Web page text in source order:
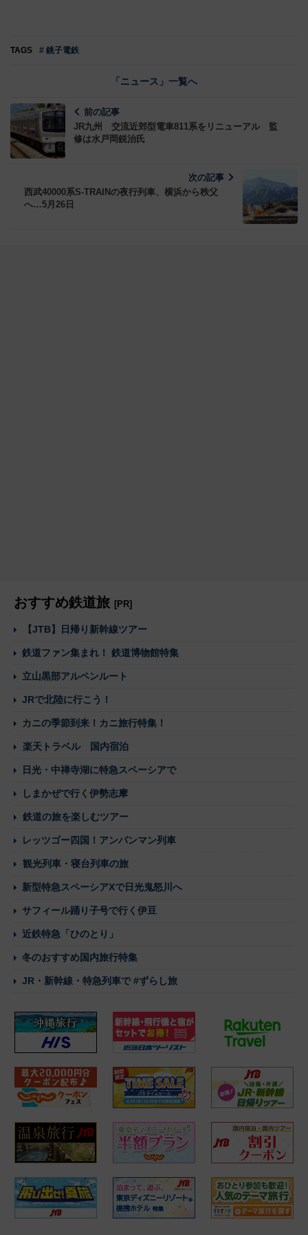
TAGS # 銚子電鉄
「ニュース」一覧へ
前の記事
JR九州 交流近郊型電車811系をリニューアル 監
修は水戸岡鋭治氏
次の記事
西武40000系S-TRAINの夜行列車、横浜から秩父
へ…5月26日
おすすめ鉄道旅 [PR]
【JTB】日帰り新幹線ツアー
鉄道ファン集まれ！ 鉄道博物館特集
立山黒部アルペンルート
JRで北陸に行こう！
カニの季節到来！カニ旅行特集！
楽天トラベル 国内宿泊
日光・中禅寺湖に特急スペーシアで
しまかぜで行く伊勢志摩
鉄道の旅を楽しむツアー
レッツゴー四国！アンパンマン列車
観光列車・寝台列車の旅
新型特急スペーシアXで日光鬼怒川へ
サフィール踊り子号で行く伊豆
近鉄特急「ひのとり」
冬のおすすめ国内旅行特集
JR・新幹線・特急列車で #ずらし旅